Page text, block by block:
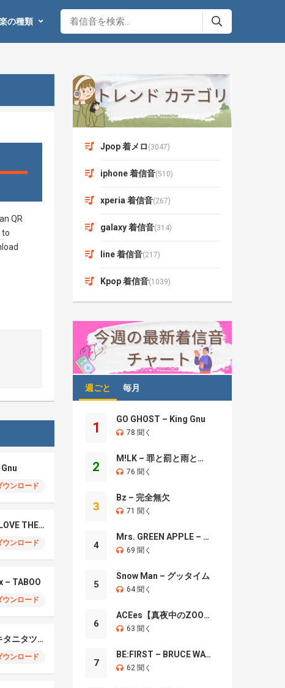
の種類
ウンロード
Sekai No Owari – LOVE THE WARZ
ウンロード
– TABOO
ウンロード
Tatsuya Kitani – キタニタツヤ
ウンロード
Jpop 着メロ (3047)
iphone 着信音(510)
xperia 着信音(267)
galaxy 着信音(314)
line 着信音(217)
Kpop 着信音(1039)
週ごと 毎月
1
GO GHOST – King Gnu
78 聞く
2
M!LK – 罪と罰と雨とキス
76 聞く
3
Bz – 完全無欠
71 聞く
4
Mrs. GREEN APPLE – Brand New
69 聞く
5
Snow Man – グッタイム
64 聞く
6
ACEes【真夜中のZOO】
63 聞く
7
BE:FIRST – BRUCE WAYNE
62 聞く